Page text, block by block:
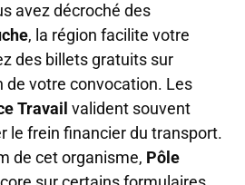
avez décroché des
, la région facilite votre
des billets gratuits sur
de votre convocation. Les
Travail valident souvent
le frein financier du transport.
de cet organisme, Pôle